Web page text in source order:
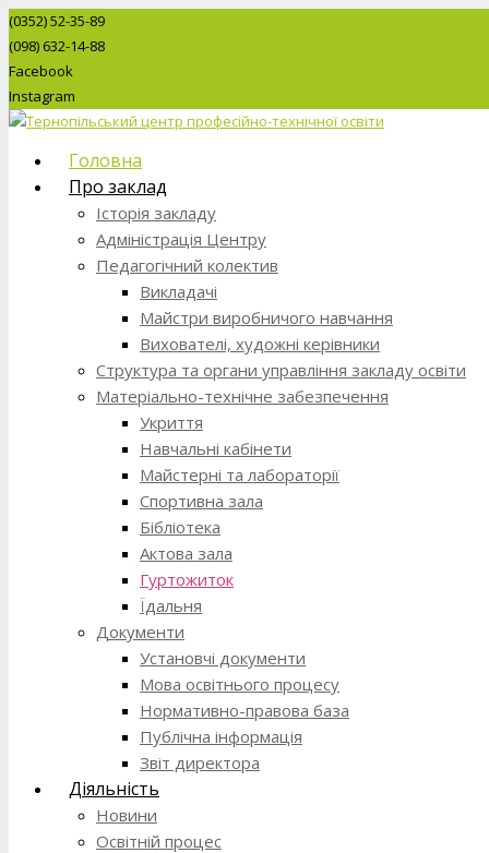
(0352) 52-35-89
(098) 632-14-88
Facebook
Instagram
Головна
Про заклад
Історія закладу
Адміністрація Центру
Педагогічний колектив
Викладачі
Майстри виробничого навчання
Вихователі, художні керівники
Структура та органи управління закладу освіти
Матеріально-технічне забезпечення
Укриття
Навчальні кабінети
Майстерні та лабораторії
Спортивна зала
Бібліотека
Актова зала
Гуртожиток
Їдальня
Документи
Установчі документи
Мова освітнього процесу
Нормативно-правова база
Публічна інформація
Звіт директора
Діяльність
Новини
Освітній процес